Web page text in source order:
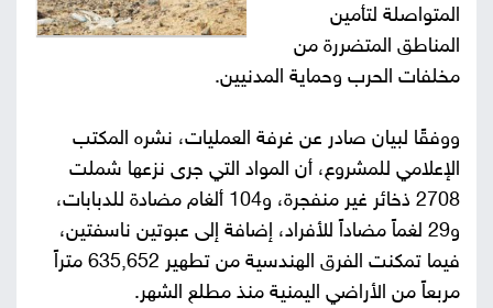
بنا
البحث
المتواصلة لتأمين
المناطق المتضررة من
مخلفات الحرب وحماية المدنيين.
ووفقًا لبيان صادر عن غرفة العمليات، نشره المكتب
الإعلامي للمشروع، أن المواد التي جرى نزعها شملت
2708 ذخائر غير منفجرة، و104 ألغام مضادة للدبابات،
و29 لغماً مضاداً للأفراد، إضافة إلى عبوتين ناسفتين،
فيما تمكنت الفرق الهندسية من تطهير 635,652 متراً
مربعاً من الأراضي اليمنية منذ مطلع الشهر.